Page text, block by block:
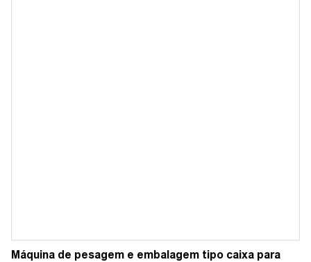
Máquina de pesagem e embalagem tipo caixa para